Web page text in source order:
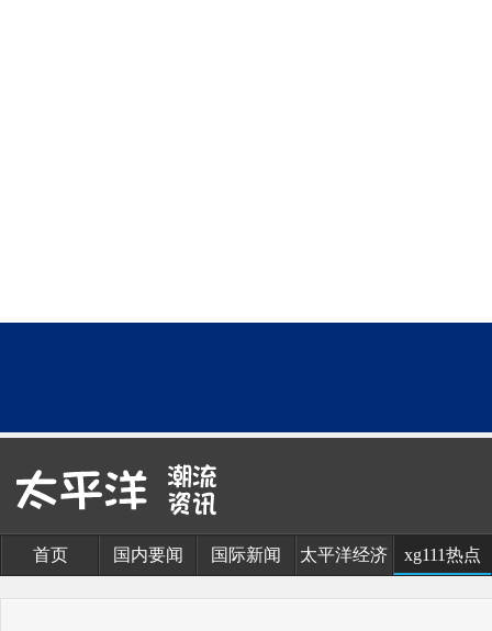
首页 国内要闻 国际新闻 太平洋经济 xg111热点